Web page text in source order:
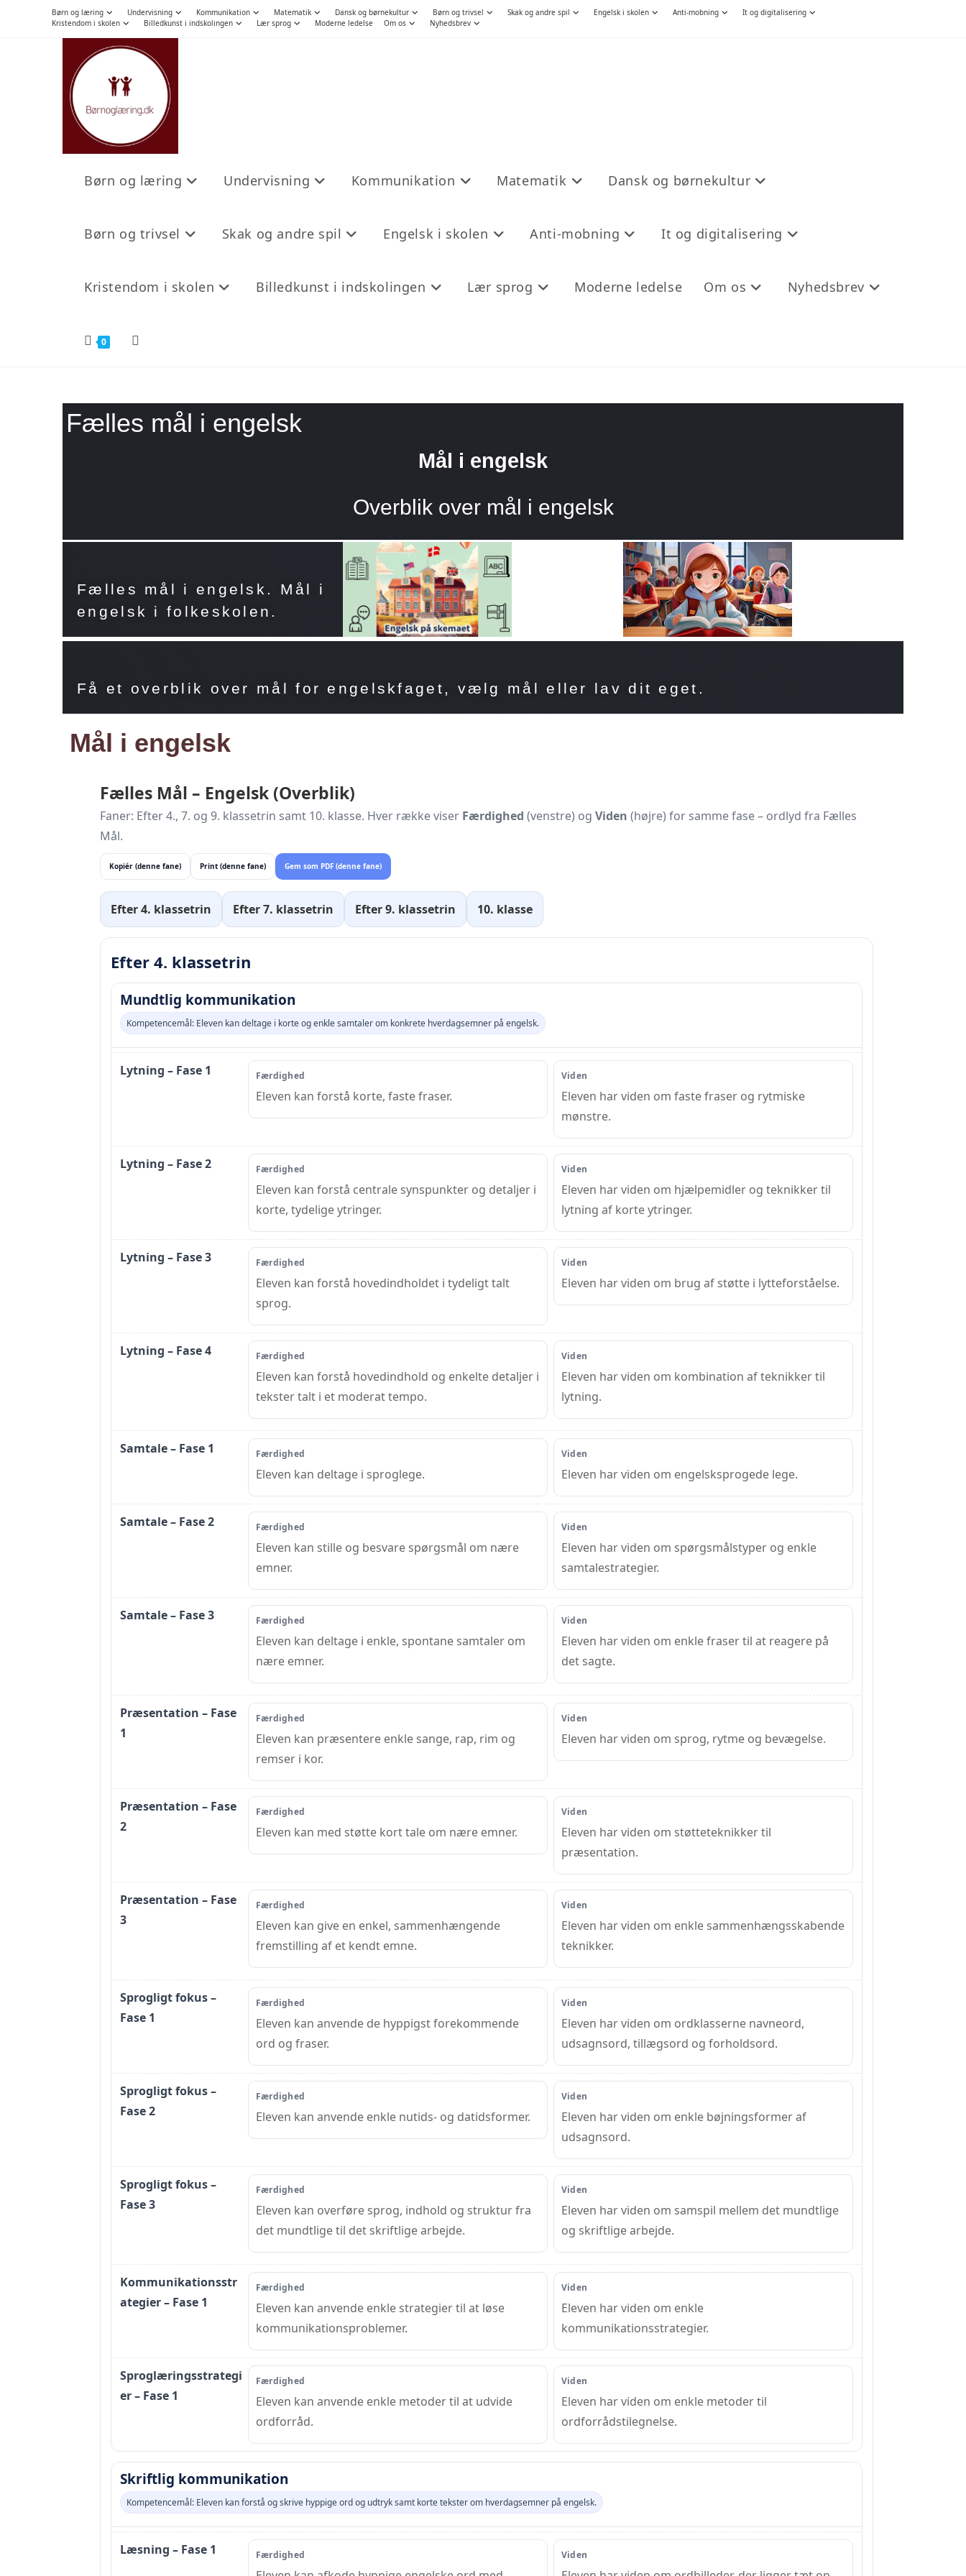
Børn og læring Undervisning Kommunikation Matematik Dansk og børnekultur Børn og trivsel Skak og andre spil Engelsk i skolen Anti-mobning
It og digitalisering
Kristendom i skolen
Billedkunst i indskolingen Lær sprog Moderne ledelse Om os Nyhedsbrev
Børn og læring Undervisning Kommunikation Matematik Dansk og børnekultur
Børn og trivsel Skak og andre spil Engelsk i skolen Anti-mobning It og digitalisering
Kristendom i skolen Billedkunst i indskolingen Lær sprog Moderne ledelse Om os Nyhedsbrev
0
Fælles mål i engelsk
Mål i engelsk
Overblik over mål i engelsk
Fælles mål i engelsk. Mål i
engelsk i folkeskolen.
Få et overblik over mål for engelskfaget, vælg mål eller lav dit eget.
Mål i engelsk
Fælles Mål – Engelsk (Overblik)
Faner: Efter 4., 7. og 9. klassetrin samt 10. klasse. Hver række viser Færdighed (venstre) og Viden (højre) for samme fase – ordlyd fra Fælles
Mål.
Kopiér (denne fane) Print (denne fane) Gem som PDF (denne fane)
Efter 4. klassetrin Efter 7. klassetrin Efter 9. klassetrin 10. klasse
Efter 4. klassetrin
Mundtlig kommunikation
Kompetencemål: Eleven kan deltage i korte og enkle samtaler om konkrete hverdagsemner på engelsk.
Lytning – Fase 1 Færdighed
Eleven kan forstå korte, faste fraser.
Viden
Eleven har viden om faste fraser og rytmiske
mønstre.
Lytning – Fase 2 Færdighed
Eleven kan forstå centrale synspunkter og detaljer i
korte, tydelige ytringer.
Viden
Eleven har viden om hjælpemidler og teknikker til
lytning af korte ytringer.
Lytning – Fase 3 Færdighed
Eleven kan forstå hovedindholdet i tydeligt talt
sprog.
Viden
Eleven har viden om brug af støtte i lytteforståelse.
Lytning – Fase 4 Færdighed
Eleven kan forstå hovedindhold og enkelte detaljer i
tekster talt i et moderat tempo.
Viden
Eleven har viden om kombination af teknikker til
lytning.
Samtale – Fase 1 Færdighed
Eleven kan deltage i sproglege.
Viden
Eleven har viden om engelsksprogede lege.
Samtale – Fase 2 Færdighed
Eleven kan stille og besvare spørgsmål om nære
emner.
Viden
Eleven har viden om spørgsmålstyper og enkle
samtalestrategier.
Samtale – Fase 3 Færdighed
Eleven kan deltage i enkle, spontane samtaler om
nære emner.
Viden
Eleven har viden om enkle fraser til at reagere på
det sagte.
Præsentation – Fase
1
Færdighed
Eleven kan præsentere enkle sange, rap, rim og
remser i kor.
Viden
Eleven har viden om sprog, rytme og bevægelse.
Præsentation – Fase
2
Færdighed
Eleven kan med støtte kort tale om nære emner.
Viden
Eleven har viden om støtteteknikker til
præsentation.
Præsentation – Fase
3
Færdighed
Eleven kan give en enkel, sammenhængende
fremstilling af et kendt emne.
Viden
Eleven har viden om enkle sammenhængsskabende
teknikker.
Sprogligt fokus –
Fase 1
Færdighed
Eleven kan anvende de hyppigst forekommende
ord og fraser.
Viden
Eleven har viden om ordklasserne navneord,
udsagnsord, tillægsord og forholdsord.
Sprogligt fokus –
Fase 2
Færdighed
Eleven kan anvende enkle nutids- og datidsformer.
Viden
Eleven har viden om enkle bøjningsformer af
udsagnsord.
Sprogligt fokus –
Fase 3
Færdighed
Eleven kan overføre sprog, indhold og struktur fra
det mundtlige til det skriftlige arbejde.
Viden
Eleven har viden om samspil mellem det mundtlige
og skriftlige arbejde.
Kommunikationsstr
ategier – Fase 1
Færdighed
Eleven kan anvende enkle strategier til at løse
kommunikationsproblemer.
Viden
Eleven har viden om enkle
kommunikationsstrategier.
Sproglæringsstrategi
er – Fase 1
Færdighed
Eleven kan anvende enkle metoder til at udvide
ordforråd.
Viden
Eleven har viden om enkle metoder til
ordforrådstilegnelse.
Skriftlig kommunikation
Kompetencemål: Eleven kan forstå og skrive hyppige ord og udtryk samt korte tekster om hverdags­emner på engelsk.
Læsning – Fase 1 Færdighed Viden